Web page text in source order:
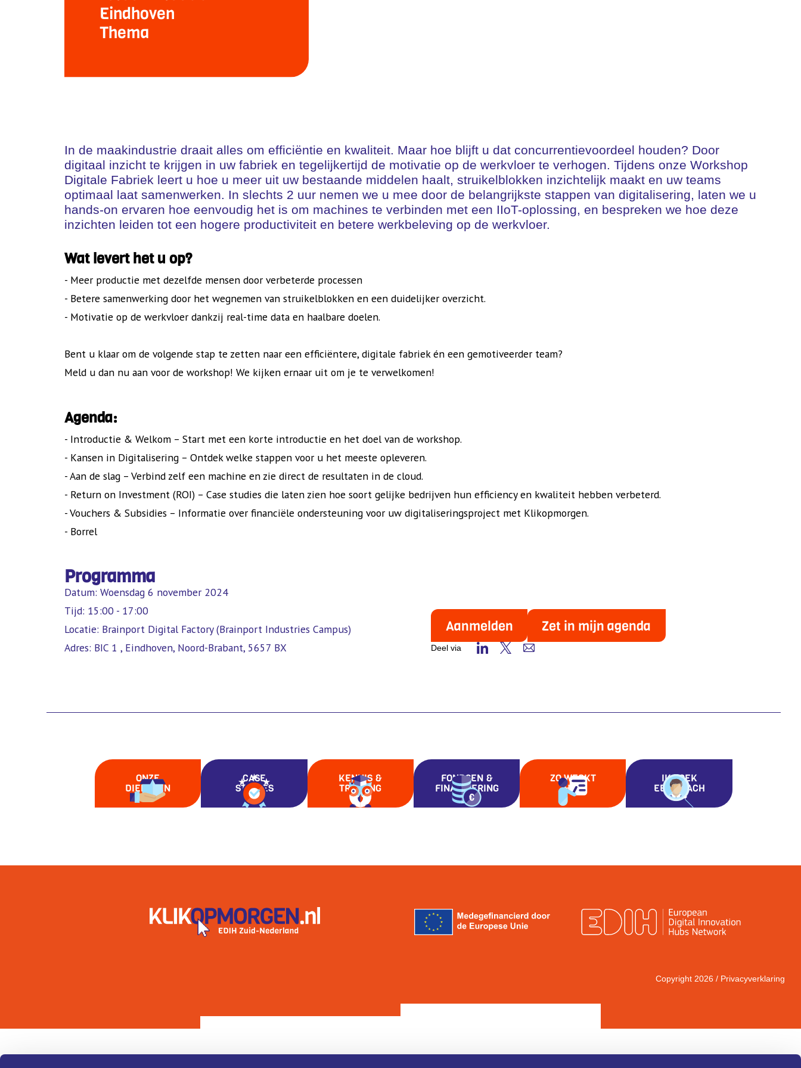
Eindhoven
Thema
In de maakindustrie draait alles om efficiëntie en kwaliteit. Maar hoe blijft u dat concurrentievoordeel houden? Door
digitaal inzicht te krijgen in uw fabriek en tegelijkertijd de motivatie op de werkvloer te verhogen. Tijdens onze Workshop
Digitale Fabriek leert u hoe u meer uit uw bestaande middelen haalt, struikelblokken inzichtelijk maakt en uw teams
optimaal laat samenwerken. In slechts 2 uur nemen we u mee door de belangrijkste stappen van digitalisering, laten we u
hands-on ervaren hoe eenvoudig het is om machines te verbinden met een IIoT-oplossing, en bespreken we hoe deze
inzichten leiden tot een hogere productiviteit en betere werkbeleving op de werkvloer.
Wat levert het u op?
- Meer productie met dezelfde mensen door verbeterde processen
- Betere samenwerking door het wegnemen van struikelblokken en een duidelijker overzicht.
- Motivatie op de werkvloer dankzij real-time data en haalbare doelen.
Bent u klaar om de volgende stap te zetten naar een efficiëntere, digitale fabriek én een gemotiveerder team?
Meld u dan nu aan voor de workshop! We kijken ernaar uit om je te verwelkomen!
Agenda:
- Introductie & Welkom – Start met een korte introductie en het doel van de workshop.
- Kansen in Digitalisering – Ontdek welke stappen voor u het meeste opleveren.
- Aan de slag – Verbind zelf een machine en zie direct de resultaten in de cloud.
- Return on Investment (ROI) – Case studies die laten zien hoe soort gelijke bedrijven hun efficiency en kwaliteit hebben verbeterd.
- Vouchers & Subsidies – Informatie over financiële ondersteuning voor uw digitaliseringsproject met Klikopmorgen.
- Borrel
Programma
Datum: Woensdag 6 november 2024
Tijd: 15:00 - 17:00
Locatie: Brainport Digital Factory (Brainport Industries Campus)
Adres: BIC 1 , Eindhoven, Noord-Brabant, 5657 BX
Aanmelden Zet in mijn agenda
Deel via
ONZE
DIENSTEN
CASE
STUDIES
KENNIS &
TRAINING
FONDSEN &
FINANCIERING
ZO WERKT
HET
IK ZOEK
EEN COACH
Copyright 2026 / Privacyverklaring